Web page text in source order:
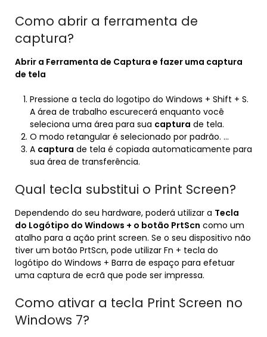
Como abrir a ferramenta de
captura?
Abrir a Ferramenta de Captura e fazer uma captura
de tela
Pressione a tecla do logotipo do Windows + Shift + S.
A área de trabalho escurecerá enquanto você
seleciona uma área para sua captura de tela.
O modo retangular é selecionado por padrão. …
A captura de tela é copiada automaticamente para
sua área de transferência.
Qual tecla substitui o Print Screen?
Dependendo do seu hardware, poderá utilizar a Tecla
do Logótipo do Windows + o botão PrtScn como um
atalho para a ação print screen. Se o seu dispositivo não
tiver um botão PrtScn, pode utilizar Fn + tecla do
logótipo do Windows + Barra de espaço para efetuar
uma captura de ecrã que pode ser impressa.
Como ativar a tecla Print Screen no
Windows 7?